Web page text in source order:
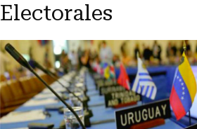
Electorales